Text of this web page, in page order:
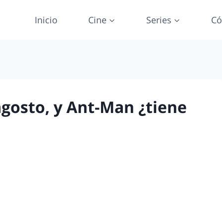
Inicio Cine Series
y Ant-Man ¿tiene